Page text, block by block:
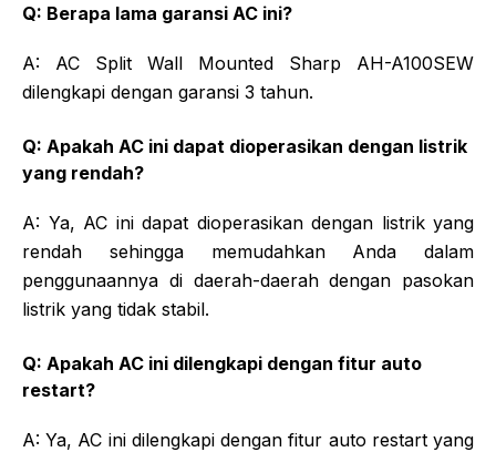
Q: Berapa lama garansi AC ini?
A: AC Split Wall Mounted Sharp AH-A100SEW
dilengkapi dengan garansi 3 tahun.
Q: Apakah AC ini dapat dioperasikan dengan listrik
yang rendah?
A: Ya, AC ini dapat dioperasikan dengan listrik yang
rendah sehingga memudahkan Anda dalam
penggunaannya di daerah-daerah dengan pasokan
listrik yang tidak stabil.
Q: Apakah AC ini dilengkapi dengan fitur auto
restart?
A: Ya, AC ini dilengkapi dengan fitur auto restart yang